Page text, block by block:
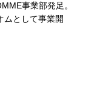
事業部発足。
ムとして事業開